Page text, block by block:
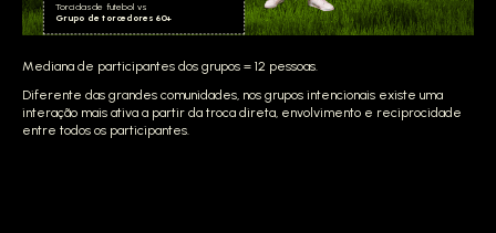
Mediana de participantes dos grupos = 12 pessoas.
Diferente das grandes comunidades, nos grupos intencionais existe uma
interação mais ativa a partir da troca direta, envolvimento e reciprocidade
entre todos os participantes.
Torcidas de futebol vs.
Grupo de torcedores 60+